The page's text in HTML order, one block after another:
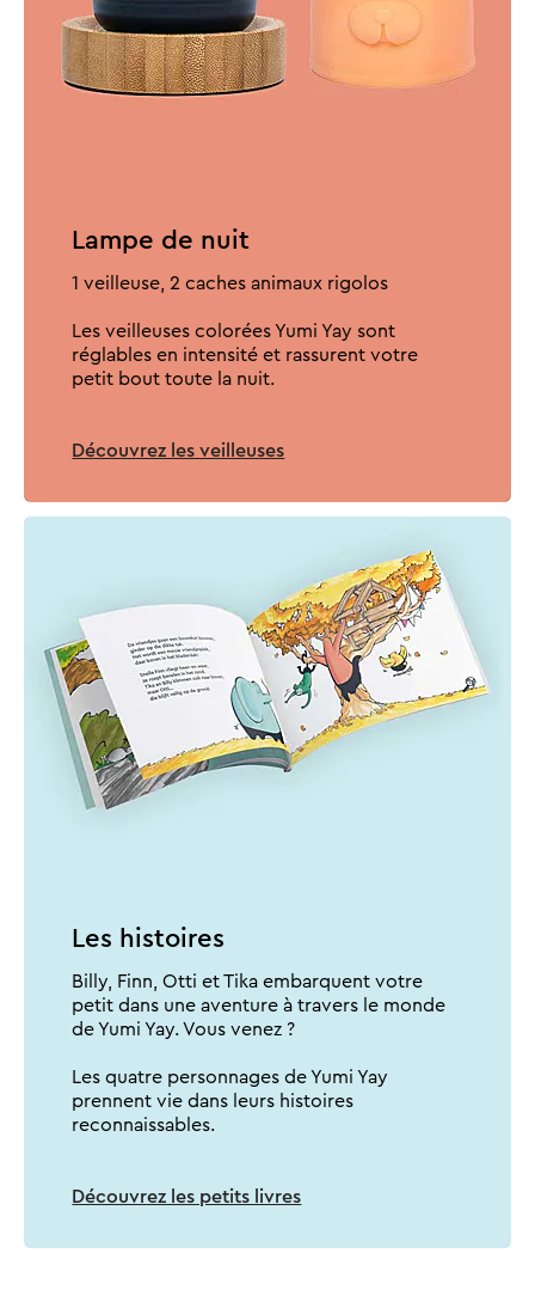
Découvrez les veilleuses
Lampe de nuit
1 veilleuse, 2 caches animaux rigolos
​Les veilleuses colorées Yumi Yay sont
réglables en intensité et rassurent votre
petit bout toute la nuit.
Découvrez les petits livres
Les histoires
Billy, Finn, Otti et Tika embarquent votre
petit dans une aventure à travers le monde
de Yumi Yay. Vous venez ?
​Les quatre personnages de Yumi Yay
prennent vie dans leurs histoires
reconnaissables.